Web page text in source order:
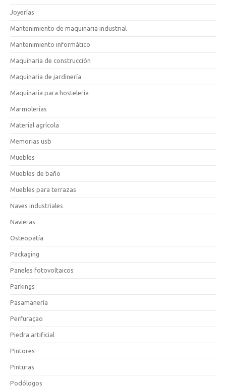
Joyerías
Mantenimiento de maquinaria industrial
Mantenimiento informático
Maquinaria de construcción
Maquinaria de jardinería
Maquinaria para hostelería
Marmolerías
Material agrícola
Memorias usb
Muebles
Muebles de baño
Muebles para terrazas
Naves industriales
Navieras
Osteopatía
Packaging
Paneles fotovoltaicos
Parkings
Pasamanería
Perfuraçao
Piedra artificial
Pintores
Pinturas
Podólogos